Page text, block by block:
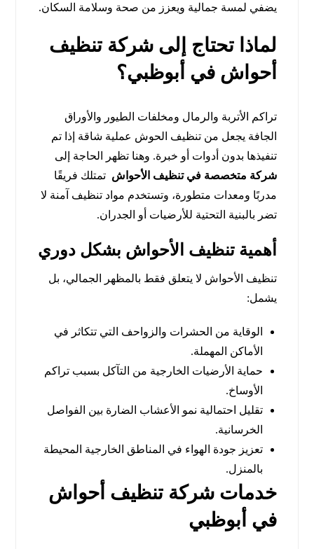
يضفي لمسة جمالية ويعزز من صحة وسلامة السكان.
لماذا تحتاج إلى شركة تنظيف
أحواش في أبوظبي؟
تراكم الأتربة والرمال ومخلفات الطيور والأوراق
الجافة يجعل من تنظيف الحوش عملية شاقة إذا تم
تنفيذها بدون أدوات أو خبرة. وهنا تظهر الحاجة إلى
شركة متخصصة في تنظيف الأحواش تمتلك فريقًا
مدربًا ومعدات متطورة، وتستخدم مواد تنظيف آمنة لا
تضر بالبنية التحتية للأرضيات أو الجدران.
أهمية تنظيف الأحواش بشكل دوري
تنظيف الأحواش لا يتعلق فقط بالمظهر الجمالي، بل
يشمل:
الوقاية من الحشرات والزواحف التي تتكاثر في
الأماكن المهملة.
حماية الأرضيات الخارجية من التآكل بسبب تراكم
الأوساخ.
تقليل احتمالية نمو الأعشاب الضارة بين الفواصل
الخرسانية.
تعزيز جودة الهواء في المناطق الخارجية المحيطة
بالمنزل.
خدمات شركة تنظيف أحواش
في أبوظبي